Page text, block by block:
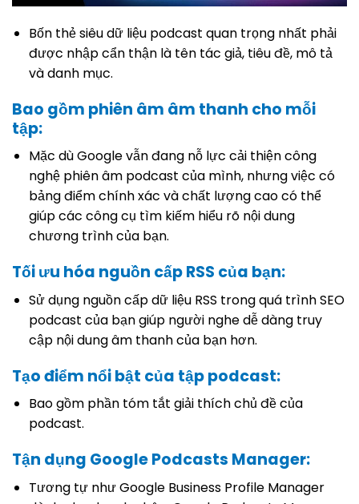
Bốn thẻ siêu dữ liệu podcast quan trọng nhất phải
được nhập cẩn thận là tên tác giả, tiêu đề, mô tả
và danh mục.
Bao gồm phiên âm âm thanh cho mỗi
tập:
Mặc dù Google vẫn đang nỗ lực cải thiện công
nghệ phiên âm podcast của mình, nhưng việc có
bảng điểm chính xác và chất lượng cao có thể
giúp các công cụ tìm kiếm hiểu rõ nội dung
chương trình của bạn.
Tối ưu hóa nguồn cấp RSS của bạn:
Sử dụng nguồn cấp dữ liệu RSS trong quá trình SEO
podcast của bạn giúp người nghe dễ dàng truy
cập nội dung âm thanh của bạn hơn.
Tạo điểm nổi bật của tập podcast:
Bao gồm phần tóm tắt giải thích chủ đề của
podcast.
Tận dụng Google Podcasts Manager:
Tương tự như Google Business Profile Manager